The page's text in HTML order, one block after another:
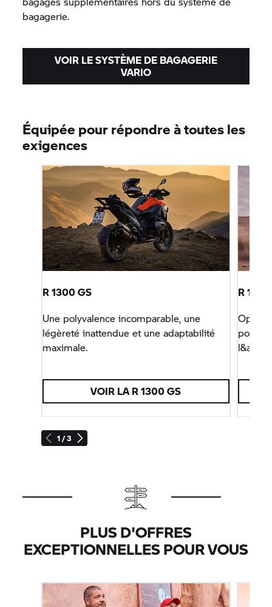
bagagerie.
VOIR LE SYSTÈME DE BAGAGERIE
VARIO
Équipée pour répondre à toutes les
exigences
1 / 3
R 1300 GS
Une polyvalence incomparable, une
légèreté inattendue et une adaptabilité
maximale.
VOIR LA R 1300 GS
R
pour
PLUS D'OFFRES
EXCEPTIONNELLES POUR VOUS